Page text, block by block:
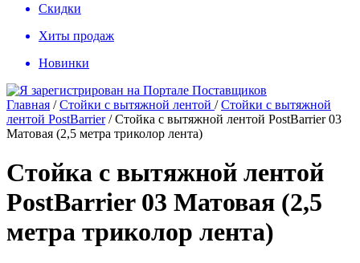
Скидки
Хиты продаж
Новинки
Главная /Стойки с вытяжной лентой /Стойки с вытяжной
лентой PostBarrier/Стойка с вытяжной лентой PostBarrier 03
Матовая (2,5 метра триколор лента)
Стойка с вытяжной лентой
PostBarrier 03 Матовая (2,5
метра триколор лента)